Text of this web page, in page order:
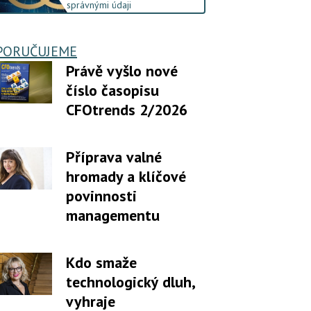
správnými údaji
Právě vyšlo nové
číslo časopisu
CFOtrends 2/2026
Příprava valné
hromady a klíčové
povinnosti
managementu
Kdo smaže
technologický dluh,
vyhraje